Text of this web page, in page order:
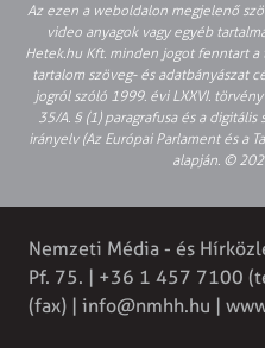
Az ezen a weboldalon megjelenő
video anyagok vagy egyéb
Hetek.hu Kft. minden jogot fenntart
tartalom szöveg- és adatbányászat
jogról szóló 1999. évi LXXVI.
35/A. § (1) paragrafusa és a
irányelv (Az Európai Parlament és a
alapján. ©
Nemzeti Média - és
Pf. 75. | +36 1 457 7100
(fax) | info@nmhh.hu |